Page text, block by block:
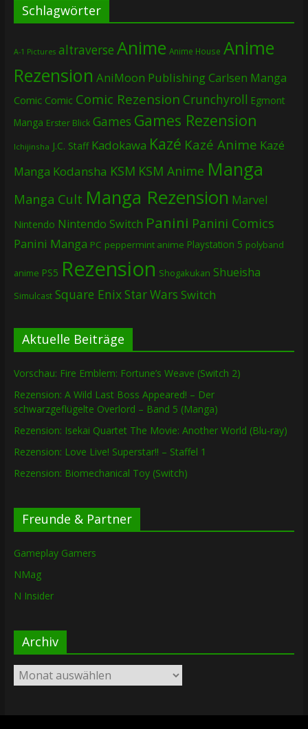
Schlagwörter
A-1 Pictures altraverse Anime Anime House Anime
Rezension AniMoon PublishingCarlsen Manga
Comic Comic Comic Rezension Crunchyroll Egmont
Manga Erster Blick Games Games Rezension
Ichijinsha J.C. Staff Kadokawa Kazé Kazé Anime Kazé
Manga Kodansha KSM KSM Anime Manga
Manga Cult Manga Rezension Marvel
Nintendo Nintendo Switch Panini Panini Comics
Panini Manga PC peppermint anime Playstation 5 polyband
anime PS5 Rezension Shogakukan Shueisha
Simulcast Square EnixStar Wars Switch
Aktuelle Beiträge
Vorschau: Fire Emblem: Fortune’s Weave (Switch 2)
Rezension: A Wild Last Boss Appeared! – Der
schwarzgeflügelte Overlord – Band 5 (Manga)
Rezension: Isekai Quartet The Movie: Another World (Blu-ray)
Rezension: Love Live! Superstar!! – Staffel 1
Rezension: Biomechanical Toy (Switch)
Freunde & Partner
Gameplay Gamers
NMag
N Insider
Archiv
Archiv